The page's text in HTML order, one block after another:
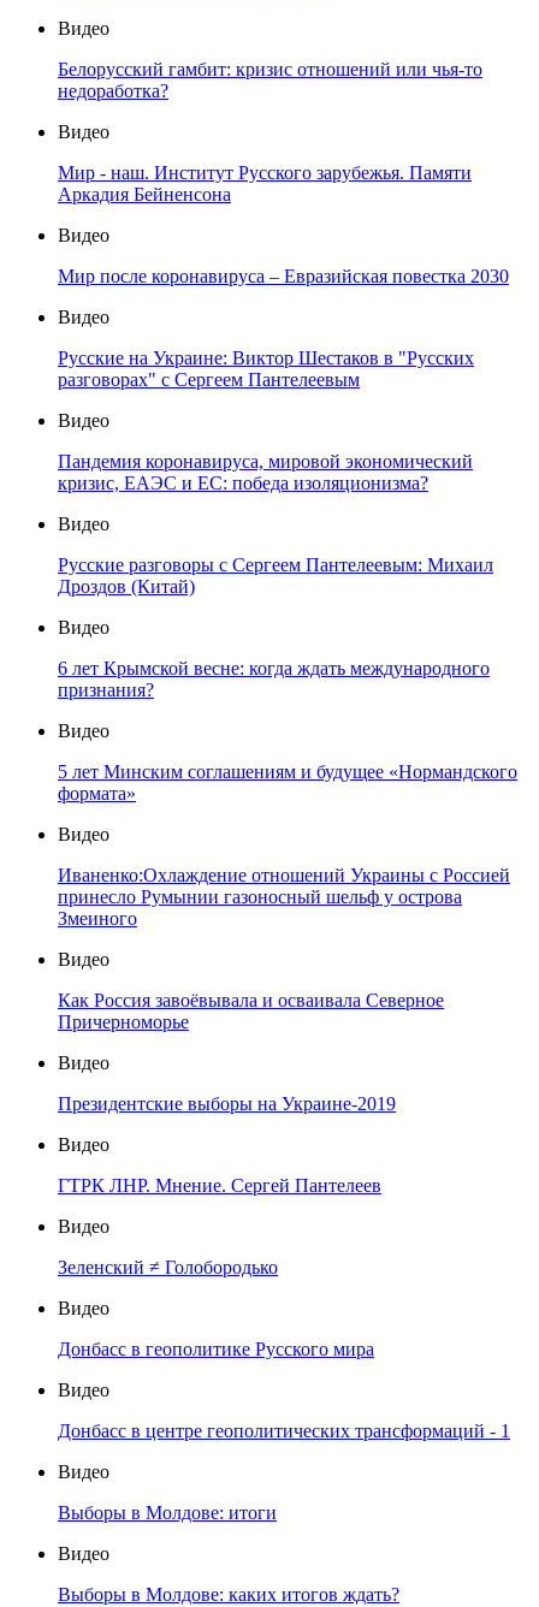
Видео
Белорусский гамбит: кризис отношений или чья-то
недоработка?
Видео
Мир - наш. Институт Русского зарубежья. Памяти
Аркадия Бейненсона
Видео
Мир после коронавируса – Евразийская повестка 2030
Видео
Русские на Украине: Виктор Шестаков в "Русских
разговорах" с Сергеем Пантелеевым
Видео
Пандемия коронавируса, мировой экономический
кризис, ЕАЭС и ЕС: победа изоляционизма?
Видео
Русские разговоры с Сергеем Пантелеевым: Михаил
Дроздов (Китай)
Видео
6 лет Крымской весне: когда ждать международного
признания?
Видео
5 лет Минским соглашениям и будущее «Нормандского
формата»
Видео
Иваненко:Охлаждение отношений Украины с Россией
принесло Румынии газоносный шельф у острова
Змеиного
Видео
Как Россия завоёвывала и осваивала Северное
Причерноморье
Видео
Президентские выборы на Украине-2019
Видео
ГТРК ЛНР. Мнение. Сергей Пантелеев
Видео
Зеленский ≠ Голобородько
Видео
Донбасс в геополитике Русского мира
Видео
Донбасс в центре геополитических трансформаций - 1
Видео
Выборы в Молдове: итоги
Видео
Выборы в Молдове: каких итогов ждать?